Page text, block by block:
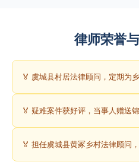
律师荣誉
🏅 虞城县村居法律顾问，定期为
🏅 疑难案件获好评，当事人赠送
🏅 担任虞城县黄冢乡村法律顾问